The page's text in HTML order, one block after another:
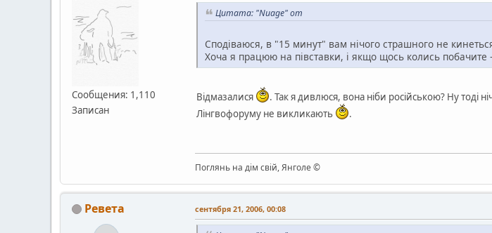
Сообщения: 1,110
Записан
Цитата: "Nuage" от
Сподіваюся, в "15 минут" вам нічого страшного не кинеться
Хоча я працюю на півставки, і якщо щось колись побачите
Відмазалися
. Так я дивлюся, вона ніби російською? Ну тоді
Лінгвофоруму не викликають
.
Поглянь на дім свій, Янголе ©
Ревета сентября 21, 2006, 00:08